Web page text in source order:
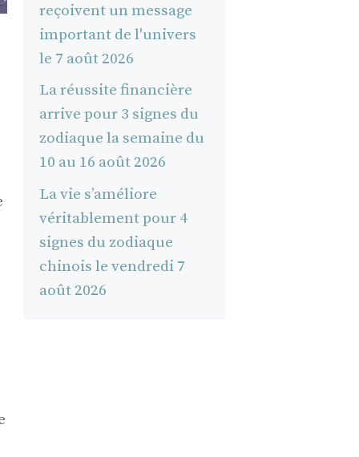
reçoivent un message
important de l'univers
le 7 août 2026
La réussite financière
arrive pour 3 signes du
zodiaque la semaine du
10 au 16 août 2026
La vie s’améliore
véritablement pour 4
signes du zodiaque
chinois le vendredi 7
août 2026